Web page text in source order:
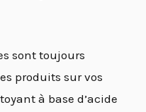
sont toujours
produits sur vos
à base d’acide